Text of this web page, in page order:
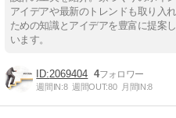
アイデアや最新のトレンドも取り入
ための知識とアイデアを豊富に提案
います。
2069404 4
週間IN:8 週間OUT:80 月間IN:8